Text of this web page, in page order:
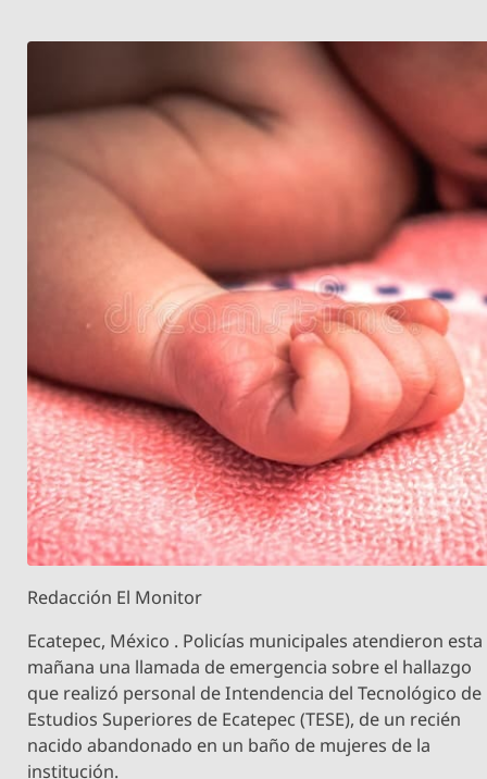
Redacción El Monitor
Ecatepec, México . Policías municipales atendieron esta
mañana una llamada de emergencia sobre el hallazgo
que realizó personal de Intendencia del Tecnológico de
Estudios Superiores de Ecatepec (TESE), de un recién
nacido abandonado en un baño de mujeres de la
institución.